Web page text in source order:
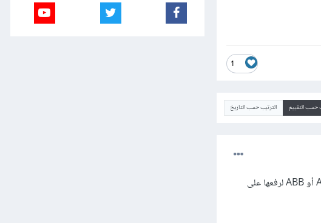
1
حسب التقييم الترتيب حسب التاريخ
عليك بناء المشروع، ستلاحظ وجود قائمة build في شريط العنوان، تسمح لك بعمل نسخة APK أو ABB لرفعها على